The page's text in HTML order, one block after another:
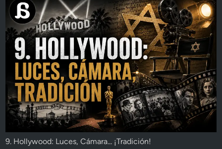
9. Hollywood: Luces, Cámara... ¡Tradición!